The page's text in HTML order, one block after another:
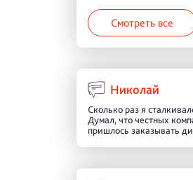
Смотреть все
Николай
Сколько раз я
Думал, что честных
пришлось заказывать